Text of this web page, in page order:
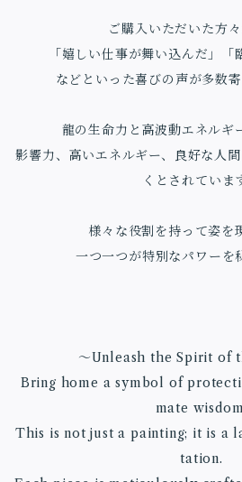
ご購入いただいた方々
「嬉しい仕事が舞い込んだ」「
などといった喜びの声が多数寄
龍の生命力と高波動エネルギ
影響力、高いエネルギー、良好な人
くとされていま
様々な役割を持って姿を
一つ一つが特別なパワーを
〜Unleash the Spirit of
Bring home a symbol of
mate
This is not just a painting; it is a
tation.